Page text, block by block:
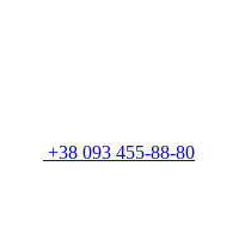
+38 093 455-88-80